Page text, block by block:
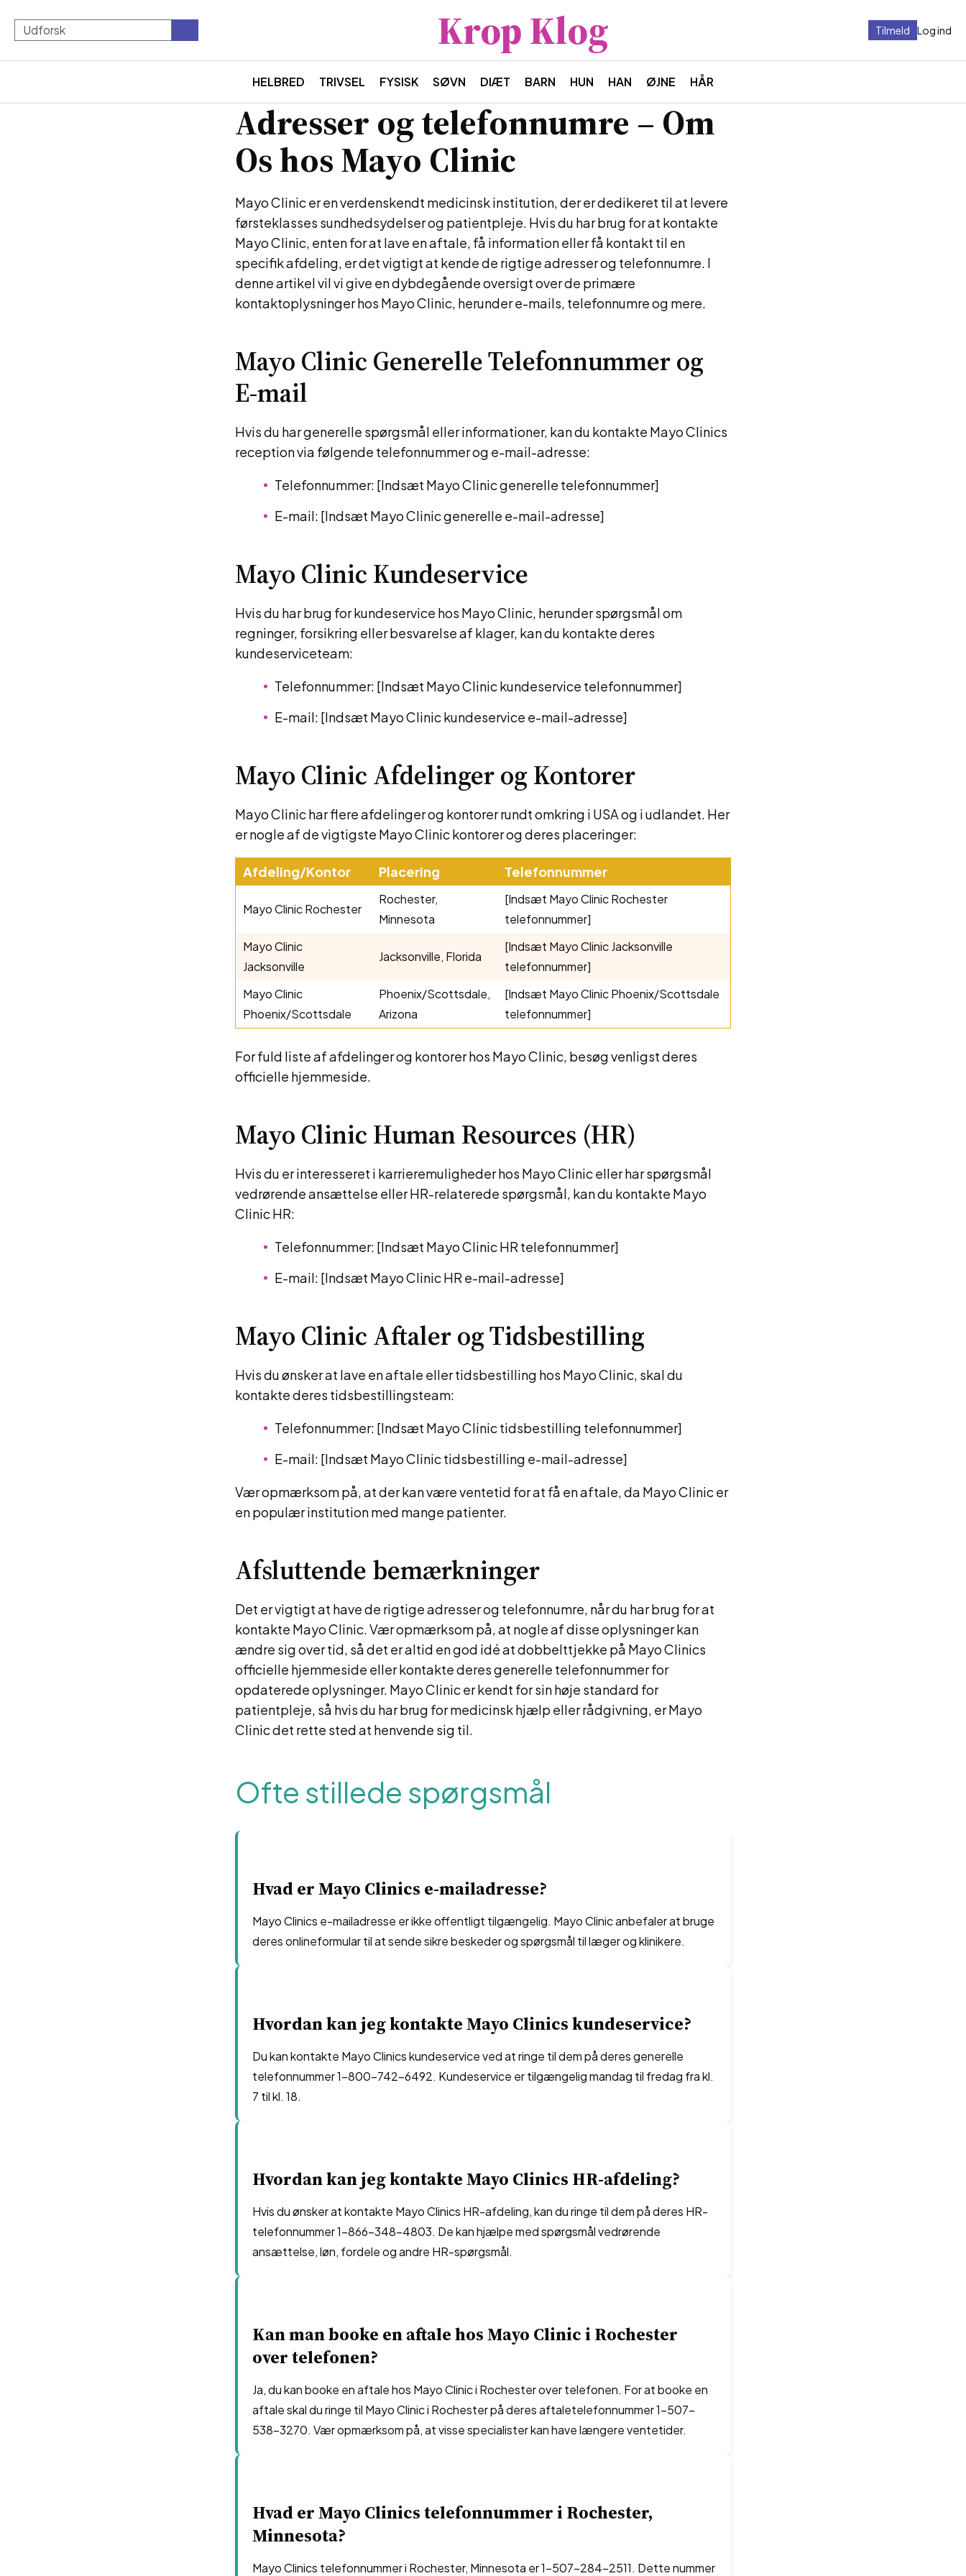
Krop Klog Log ind
Tilmeld
HELBRED TRIVSEL FYSISK SØVN DIÆT BARN HUN HAN ØJNE HÅR
Adresser og telefonnumre – Om
Os hos Mayo Clinic
Mayo Clinic er en verdenskendt medicinsk institution, der er dedikeret til at levere
førsteklasses sundhedsydelser og patientpleje. Hvis du har brug for at kontakte
Mayo Clinic, enten for at lave en aftale, få information eller få kontakt til en
specifik afdeling, er det vigtigt at kende de rigtige adresser og telefonnumre. I
denne artikel vil vi give en dybdegående oversigt over de primære
kontaktoplysninger hos Mayo Clinic, herunder e-mails, telefonnumre og mere.
Mayo Clinic Generelle Telefonnummer og
E-mail
Hvis du har generelle spørgsmål eller informationer, kan du kontakte Mayo Clinics
reception via følgende telefonnummer og e-mail-adresse:
Telefonnummer: [Indsæt Mayo Clinic generelle telefonnummer]
E-mail: [Indsæt Mayo Clinic generelle e-mail-adresse]
Mayo Clinic Kundeservice
Hvis du har brug for kundeservice hos Mayo Clinic, herunder spørgsmål om
regninger, forsikring eller besvarelse af klager, kan du kontakte deres
kundeserviceteam:
Telefonnummer: [Indsæt Mayo Clinic kundeservice telefonnummer]
E-mail: [Indsæt Mayo Clinic kundeservice e-mail-adresse]
Mayo Clinic Afdelinger og Kontorer
Mayo Clinic har flere afdelinger og kontorer rundt omkring i USA og i udlandet. Her
er nogle af de vigtigste Mayo Clinic kontorer og deres placeringer:
Afdeling/Kontor Placering Telefonnummer
Mayo Clinic Rochester
Rochester,
Minnesota
[Indsæt Mayo Clinic Rochester
telefonnummer]
Mayo Clinic
Jacksonville
Jacksonville, Florida
[Indsæt Mayo Clinic Jacksonville
telefonnummer]
Mayo Clinic
Phoenix/Scottsdale
Phoenix/Scottsdale,
Arizona
[Indsæt Mayo Clinic Phoenix/Scottsdale
telefonnummer]
For fuld liste af afdelinger og kontorer hos Mayo Clinic, besøg venligst deres
officielle hjemmeside.
Mayo Clinic Human Resources (HR)
Hvis du er interesseret i karrieremuligheder hos Mayo Clinic eller har spørgsmål
vedrørende ansættelse eller HR-relaterede spørgsmål, kan du kontakte Mayo
Clinic HR:
Telefonnummer: [Indsæt Mayo Clinic HR telefonnummer]
E-mail: [Indsæt Mayo Clinic HR e-mail-adresse]
Mayo Clinic Aftaler og Tidsbestilling
Hvis du ønsker at lave en aftale eller tidsbestilling hos Mayo Clinic, skal du
kontakte deres tidsbestillingsteam:
Telefonnummer: [Indsæt Mayo Clinic tidsbestilling telefonnummer]
E-mail: [Indsæt Mayo Clinic tidsbestilling e-mail-adresse]
Vær opmærksom på, at der kan være ventetid for at få en aftale, da Mayo Clinic er
en populær institution med mange patienter.
Afsluttende bemærkninger
Det er vigtigt at have de rigtige adresser og telefonnumre, når du har brug for at
kontakte Mayo Clinic. Vær opmærksom på, at nogle af disse oplysninger kan
ændre sig over tid, så det er altid en god idé at dobbelttjekke på Mayo Clinics
officielle hjemmeside eller kontakte deres generelle telefonnummer for
opdaterede oplysninger. Mayo Clinic er kendt for sin høje standard for
patientpleje, så hvis du har brug for medicinsk hjælp eller rådgivning, er Mayo
Clinic det rette sted at henvende sig til.
Ofte stillede spørgsmål
Hvad er Mayo Clinics e-mailadresse?
Mayo Clinics e-mailadresse er ikke offentligt tilgængelig. Mayo Clinic anbefaler at bruge
deres onlineformular til at sende sikre beskeder og spørgsmål til læger og klinikere.
Hvordan kan jeg kontakte Mayo Clinics kundeservice?
Du kan kontakte Mayo Clinics kundeservice ved at ringe til dem på deres generelle
telefonnummer 1-800-742-6492. Kundeservice er tilgængelig mandag til fredag fra kl.
7 til kl. 18.
Hvordan kan jeg kontakte Mayo Clinics HR-afdeling?
Hvis du ønsker at kontakte Mayo Clinics HR-afdeling, kan du ringe til dem på deres HR-
telefonnummer 1-866-348-4803. De kan hjælpe med spørgsmål vedrørende
ansættelse, løn, fordele og andre HR-spørgsmål.
Kan man booke en aftale hos Mayo Clinic i Rochester
over telefonen?
Ja, du kan booke en aftale hos Mayo Clinic i Rochester over telefonen. For at booke en
aftale skal du ringe til Mayo Clinic i Rochester på deres aftaletelefonnummer 1-507-
538-3270. Vær opmærksom på, at visse specialister kan have længere ventetider.
Hvad er Mayo Clinics telefonnummer i Rochester,
Minnesota?
Mayo Clinics telefonnummer i Rochester, Minnesota er 1-507-284-2511. Dette nummer